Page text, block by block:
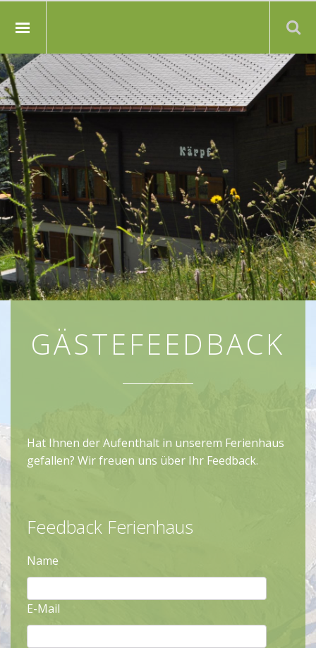
Suche:
GÄSTEFEEDBACK
Hat Ihnen der Aufenthalt in unserem Ferienhaus
gefallen? Wir freuen uns über Ihr Feedback.
Feedback Ferienhaus
Name
E-Mail